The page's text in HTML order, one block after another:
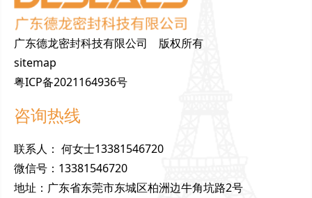
广东德龙密封科技有限公司 版权所有
sitemap
粤ICP备2021164936号
咨询热线
联系人 ： 何女士13381546720
微信号 ： 13381546720
地址 ： 广东省东莞市东城区柏洲边牛角坑路2号